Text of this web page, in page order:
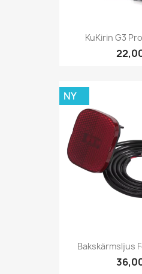
KuKirin G3
Bakskärmsljus
NY